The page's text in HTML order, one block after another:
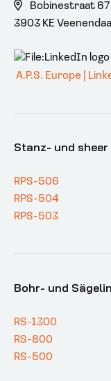
Bobinestraat 67
3903 KE Veenendaal
A.P.S. Europe |
Stanz- und sheer
RPS-506
RPS-504
RPS-503
Bohr- und
RS-1300
RS-800
RS-500